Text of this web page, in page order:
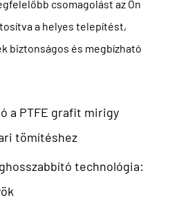
csomagolást az Ön
a helyes telepítést,
biztonságos és megbízható
a PTFE grafit mirigy
tömítéshez
technológia: